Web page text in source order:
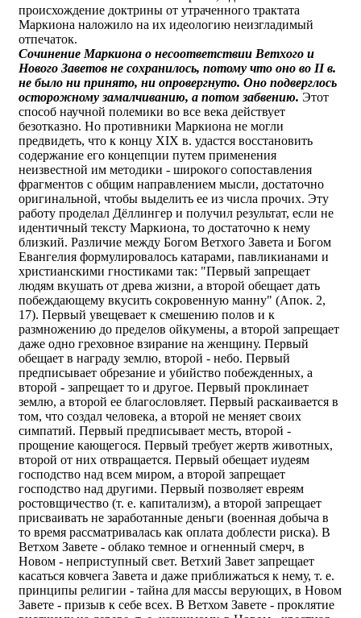
происхождение доктрины от утраченного трактата
Маркиона наложило на их идеологию неизгладимый
отпечаток.
Сочинение Маркиона о несоответствии Ветхого и
Нового Заветов не сохранилось, потому что оно во II в.
не было ни принято, ни опровергнуто. Оно подверглось
осторожному замалчиванию, а потом забвению. Этот
способ научной полемики во все века действует
безотказно. Но противники Маркиона не могли
предвидеть, что к концу XIX в. удастся восстановить
содержание его концепции путем применения
неизвестной им методики - широкого сопоставления
фрагментов с общим направлением мысли, достаточно
оригинальной, чтобы выделить ее из числа прочих. Эту
работу проделал Дёллингер и получил результат, если не
идентичный тексту Маркиона, то достаточно к нему
близкий. Различие между Богом Ветхого Завета и Богом
Евангелия формулировалось катарами, павликианами и
христианскими гностиками так: "Первый запрещает
людям вкушать от древа жизни, а второй обещает дать
побеждающему вкусить сокровенную манну" (Апок. 2,
17). Первый увещевает к смешению полов и к
размножению до пределов ойкумены, а второй запрещает
даже одно греховное взирание на женщину. Первый
обещает в награду землю, второй - небо. Первый
предписывает обрезание и убийство побежденных, а
второй - запрещает то и другое. Первый проклинает
землю, а второй ее благословляет. Первый раскаивается в
том, что создал человека, а второй не меняет своих
симпатий. Первый предписывает месть, второй -
прощение кающегося. Первый требует жертв животных,
второй от них отвращается. Первый обещает иудеям
господство над всем миром, а второй запрещает
господство над другими. Первый позволяет евреям
ростовщичество (т. е. капитализм), а второй запрещает
присваивать не заработанные деньги (военная добыча в
то время рассматривалась как оплата доблести риска). В
Ветхом Завете - облако темное и огненный смерч, в
Новом - неприступный свет. Ветхий Завет запрещает
касаться ковчега Завета и даже приближаться к нему, т. е.
принципы религии - тайна для массы верующих, в Новом
Завете - призыв к себе всех. В Ветхом Завете - проклятие